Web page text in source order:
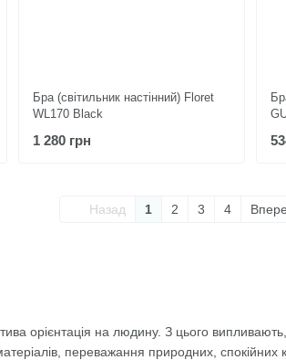
орієнтація на людину. З цього
переважання природних,
Бра (світильник настінний) Floret
WL170 Black
1 280 грн
Назад 1 2 3 4